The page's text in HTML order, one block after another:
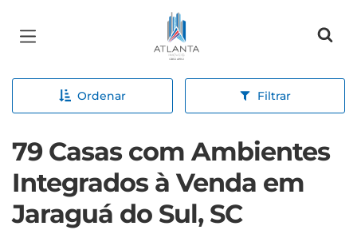
Página inicial
Ordenar Filtrar
79 Casas com Ambientes
Integrados à Venda em
Jaraguá do Sul, SC